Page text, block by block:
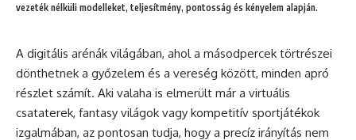
vezeték nélküli modelleket, teljesítmény, pontosság és kényelem alapján.
A digitális arénák világában, ahol a másodpercek törtrészei
dönthetnek a győzelem és a vereség között, minden apró
részlet számít. Aki valaha is elmerült már a virtuális
csataterek, fantasy világok vagy kompetitív sportjátékok
izgalmában, az pontosan tudja, hogy a precíz irányítás nem